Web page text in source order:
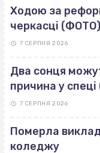
Ходою за
черкасці (ФОТО)
7 СЕРПНЯ 2026
Два сонця
причина у
7 СЕРПНЯ 2026
Померла
коледжу